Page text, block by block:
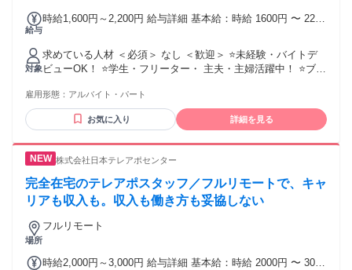
給与
時給1,600円～2,200円 給与詳細 基本給：時給 1600円 〜 2200
対象
求めている人材 ＜必須＞ なし ＜歓迎＞ ⭐未経験・バイトデ
ビューOK！ ⭐学生・フリーター・ 主夫・主婦活躍中！ ⭐ブラ
業,コールセンター,インセンティブ, 販売,コンビニ,スーパー,
飲食店,接客, 土日祝休み,テレアポ,データ入力, ノルマなし,事
務,未経験歓迎,Wワーク など ☆ハローワークで求職中の 方も
雇用形態： アルバイト・パート
お気に入り 詳細を見る
株式会社日本テレアポセンター
完全在宅のテレアポスタッフ／フルリモートで、キャ
リアも収入も。収入も働き方も妥協しない
場所
フルリモート
時給2,000円～3,000円 給与詳細 基本給：時給 2000円 〜 3000